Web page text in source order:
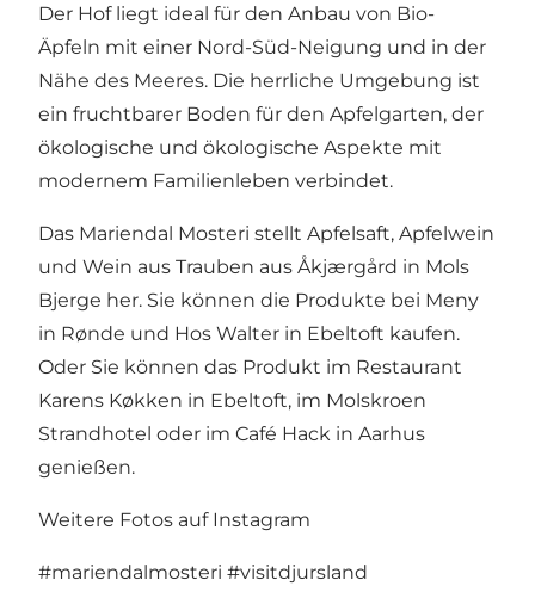
Der Hof liegt ideal für den Anbau von Bio-
Äpfeln mit einer Nord-Süd-Neigung und in der
Nähe des Meeres. Die herrliche Umgebung ist
ein fruchtbarer Boden für den Apfelgarten, der
ökologische und ökologische Aspekte mit
modernem Familienleben verbindet.
Das Mariendal Mosteri stellt Apfelsaft, Apfelwein
und Wein aus Trauben aus Åkjærgård in Mols
Bjerge her. Sie können die Produkte bei Meny
in Rønde und Hos Walter in Ebeltoft kaufen.
Oder Sie können das Produkt im Restaurant
Karens Køkken in Ebeltoft, im Molskroen
Strandhotel oder im Café Hack in Aarhus
genießen.
Weitere Fotos auf Instagram
#mariendalmosteri #visitdjursland